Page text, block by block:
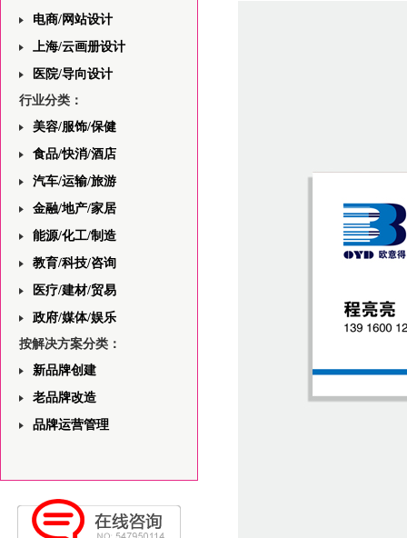
电商/网站设计
上海/云画册设计
医院/导向设计
行业分类：
美容/服饰/保健
食品/快消/酒店
汽车/运输/旅游
金融/地产/家居
能源/化工/制造
教育/科技/咨询
医疗/建材/贸易
政府/媒体/娱乐
按解决方案分类：
新品牌创建
老品牌改造
品牌运营管理